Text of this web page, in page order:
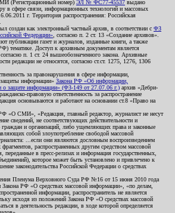
(Регистрационный номер) ЭЛ № ФС77-45537 выдано
в сфере связи, информационных технологий и массовых
г. Территория распространения: Российская
создан как электронный частный архив, в соответствии с ФЗ
Федерации» , согласно п. 2 ст. 13 «Создание архивов».
публикации газет и журналов, изданные книги, а также
тематике. Доступ к архивным документам является
п. 1 ст. 24 вышеобозначенного закона. Архивные
редакции не относятся, согласно ст.ст. 1275, 1276, 1306
за правонарушения в сфере информации,
информации» Закона РФ «Об информации,
о защите информации» (ФЗ-149 от 27.07.06 г.) архив «Дебри-
правовую ответственность за распространение
основываются и работают на основании ст.8 «Право на
«О СМИ», «Редакция, главный редактор, журналист не несут
сведений, не соответствующих действительности и
граждан и организаций, либо ущемляющих права и законные
собой злоупотребление свободой массовой
...если они являются дословным воспроизведением
распространенных другим средством массовой
в пресс-релизах и информация государственных,
которое может быть установлено и привлечено к
законодательства Российской Федерации о средствах
Пленума Верховного Суда РФ №16 от 15 июня 2010 года
РФ «О средствах массовой информации», «по делам,
информации, распространитель не является
исходя из положений Закона РФ «О средствах массовой
в деятельность редакции, в ходе которой определяется